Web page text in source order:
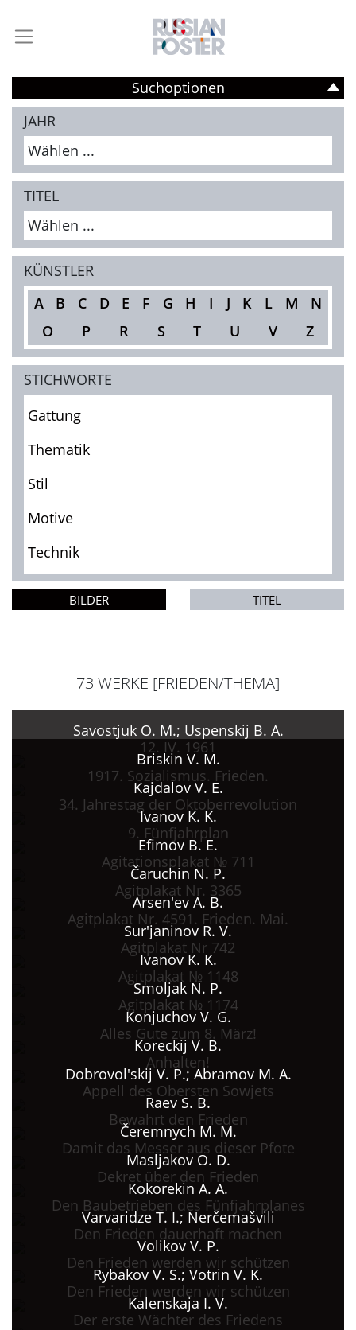
Suchoptionen
JAHR
Wählen ...
TITEL
Wählen ...
KÜNSTLER
A
B C D E F G H I J K L M
N
O
P R S T U V Z
STICHWORTE
Gattung
Thematik
Stil
Motive
Technik
BILDER TITEL
73 WERKE [FRIEDEN/THEMA]
Savostjuk O. M.; Uspenskij B. A.
12. IV. 1961
Briskin V. M.
1917. Sozialismus. Frieden.
Kajdalov V. E.
34. Jahrestag der Oktoberrevolution
Ivanov K. K.
9. Fünfjahrplan
Efimov B. E.
Agitationsplakat № 711
Čaruchin N. P.
Agitplakat Nr. 3365
Arsen'ev A. B.
Agitplakat Nr. 4591. Frieden. Mai.
Sur'janinov R. V.
Agitplakat Nr 742
Ivanov K. K.
Agitplakat № 1148
Smoljak N. P.
Agitplakat № 1174
Konjuchov V. G.
Alles Gute zum 8. März!
Koreckij V. B.
Anhalten!
Dobrovol'skij V. P.; Abramov M. A.
Appell des Obersten Sowjets
Raev S. B.
Bewahrt den Frieden
Čeremnych M. M.
Damit das Messer aus dieser Pfote
Masljakov O. D.
Dekret über den Frieden
Kokorekin A. A.
Den Baubetrieben des Fünfjahrplanes
Varvaridze T. I.; Nerčemašvili
Den Frieden dauerhaft machen
Volikov V. P.
Den Frieden werden wir schützen
Rybakov V. S.; Votrin V. K.
Den Frieden werden wir schützen
Kalenskaja I. V.
Der erste Wächter des Friedens